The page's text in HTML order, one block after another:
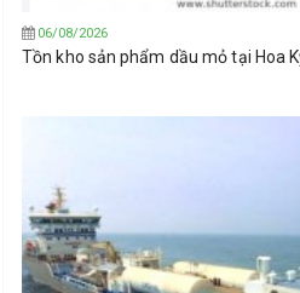
06/08/2026
Tồn kho sản phẩm dầu mỏ tại Hoa